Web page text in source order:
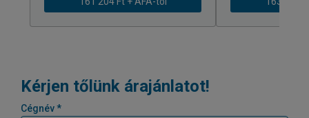
Kérjen tőlünk árajánlatot!
Cégnév *